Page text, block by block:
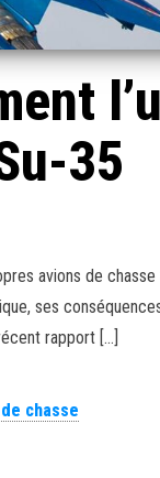
35
avions de chasse
ses
rapport […]
chasse